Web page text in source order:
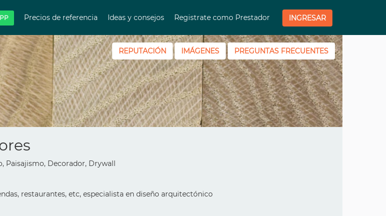
Precios de referencia Ideas y consejos Registrate como Prestador INGRESAR
REPUTACIÓN IMÁGENES PREGUNTAS FRECUENTES
Paisajismo, Decorador, Drywall
restaurantes, etc, especialista en diseño arquitectónico